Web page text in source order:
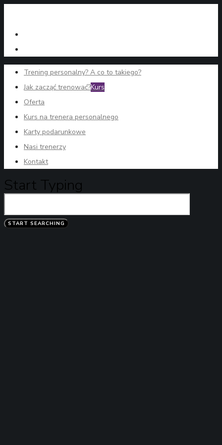
Trening personalny? A co to takiego?
Jak zacząć trenować?Kurs
Oferta
Kurs na trenera personalnego
Karty podarunkowe
Nasi trenerzy
Kontakt
Start Typing